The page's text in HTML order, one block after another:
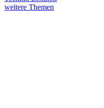
weitere Themen